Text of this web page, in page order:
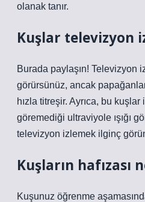
olanak tanır.
Kuşlar televizyon
Burada paylaşın! Televizyon
görürsünüz, ancak
hızla titreşir. Ayrıca, bu
göremediği ultraviyole ışığı
televizyon izlemek ilginç
Kuşların hafızası
Kuşunuz öğrenme